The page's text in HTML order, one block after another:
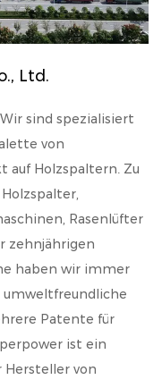
Ltd.
sind spezialisiert
von
Holzspaltern. Zu
Rasenlüfter
zehnjährigen
haben wir immer
umweltfreundliche
Patente für
ist ein
von